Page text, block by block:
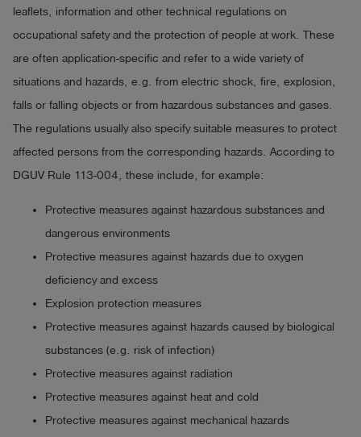
leaflets, information and other technical regulations on
occupational safety and the protection of people at work. These
are often application-specific and refer to a wide variety of
situations and hazards, e.g. from electric shock, fire, explosion,
falls or falling objects or from hazardous substances and gases.
The regulations usually also specify suitable measures to protect
affected persons from the corresponding hazards. According to
DGUV Rule 113-004, these include, for example:
Protective measures against hazardous substances and
dangerous environments
Protective measures against hazards due to oxygen
deficiency and excess
Explosion protection measures
Protective measures against hazards caused by biological
substances (e.g. risk of infection)
Protective measures against radiation
Protective measures against heat and cold
Protective measures against mechanical hazards